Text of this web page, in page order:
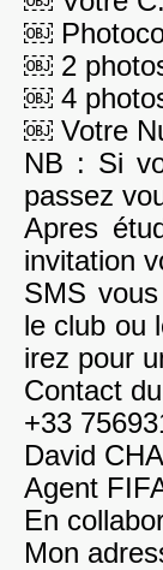
￼
￼ 2
￼ 4
￼ Votre
NB : Si
passez
Apres
invitation
SMS
le club ou
irez pour
Contact
+33
David
Agent
En
Mon